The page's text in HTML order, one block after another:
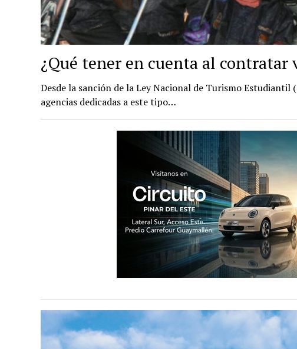
¿Qué tener en cuenta al contratar
Desde la sanción de la Ley Nacional de Turismo Estudiantil
agencias dedicadas a este tipo…